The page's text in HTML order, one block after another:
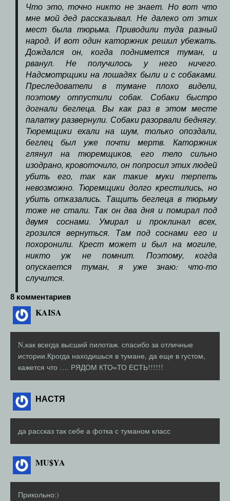
Что это, точно никто не знает. Но вот что
мне мой дед рассказывал. Не далеко от этих
мест была тюрьма. Приводили туда разный
народ. И вот один каторжник решил убежать.
Дождался он, когда поднимется туман, и
рванул. Не получилось у него ничего.
Надсмотрщики на лошадях были и с собаками.
Преследователи в тумане плохо видели,
поэтому отпустили собак. Собаки быстро
догнали беглеца. Вы как раз в этом месте
палатку развернули. Собаки разорвали беднягу.
Тюремщики ехали на шум, только опоздали,
беглец был уже почти мертв. Каторжник
глянул на тюремщиков, его тело сильно
изодрано, кровоточило, он попросил этих людей
убить его, так как такие муки терпеть
невозможно. Тюремщики долго крестились, но
убить отказались. Тащить беглеца в тюрьму
тоже не стали. Так он два дня и помирал под
двумя соснами. Умирал и проклинал всех,
грозился вернуться. Там под соснами его и
похоронили. Крест может и был на могиле,
никто уж не помнит. Поэтому, когда
опускается туман, я уже знаю: что-то
случится.
8 комментариев
KAISA
N,как всегда высший пилотаж. спасибо за отличные
истории.Крогда находишься в тумане, да еще в густом,
кажется что …. РЯДОМ КТО=ТО ЕСТЬ!!!!!!
НАСТЯ
да рассказ так себе а фотка с туманом класс
MU$YA
Прикольно:)